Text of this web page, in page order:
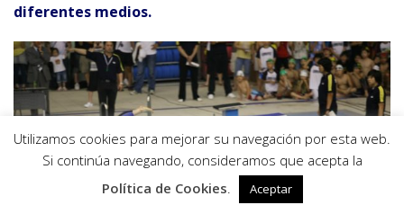
diferentes medios.
0
Utilizamos cookies para mejorar su navegación por esta web.
Si continúa navegando, consideramos que acepta la
Política de Cookies. Aceptar